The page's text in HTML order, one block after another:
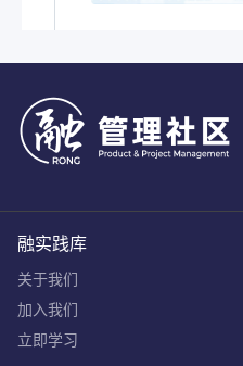
融实践库
关于我们
加入我们
立即学习